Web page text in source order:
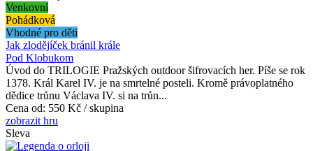
Venkovní
Pohádková
Vhodné pro děti
Jak zlodějíček bránil krále
Pod Klobukom
Úvod do TRILOGIE Pražských outdoor šifrovacích her. Píše se rok
1378. Král Karel IV. je na smrtelné posteli. Kromě právoplatného
dědice trůnu Václava IV. si na trůn...
Cena od: 550 Kč / skupina
zobrazit hru
Sleva